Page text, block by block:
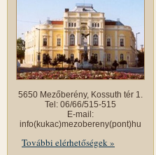
5650 Mezőberény, Kossuth tér 1.
Tel: 06/66/515-515
E-mail:
info(kukac)mezobereny(pont)hu
További elérhetőségek »